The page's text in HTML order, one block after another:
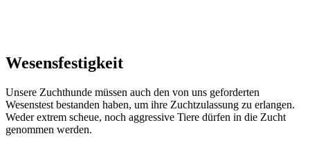
Wesensfestigkeit
Unsere Zuchthunde müssen auch den von uns geforderten
Wesenstest bestanden haben, um ihre Zuchtzulassung zu erlangen.
Weder extrem scheue, noch aggressive Tiere dürfen in die Zucht
genommen werden.